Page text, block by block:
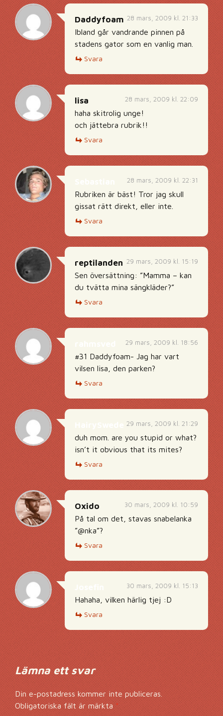
28 mars, 2009 kl. 21:33
Daddyfoam
Ibland går vandrande pinnen på
stadens gator som en vanlig man.
Svara
28 mars, 2009 kl. 22:09
lisa
haha skitrolig unge!
och jättebra rubrik!!
Svara
28 mars, 2009 kl. 22:31
Rubriken är bäst! Tror jag skull
gissat rätt direkt, eller inte.
Svara
29 mars, 2009 kl. 15:19
reptilanden
Sen översättning: ”Mamma – kan
du tvätta mina sängkläder?”
Svara
29 mars, 2009 kl. 18:56
#31 Daddyfoam- Jag har vart
vilsen lisa, den parken?
Svara
29 mars, 2009 kl. 21:29
duh mom. are you stupid or what?
isn’t it obvious that its mites?
Svara
30 mars, 2009 kl. 10:59
Oxido
På tal om det, stavas snabelanka
”@nka”?
Svara
30 mars, 2009 kl. 15:13
Hahaha, vilken härlig tjej :D
Svara
Lämna ett svar
Din e-postadress kommer inte publiceras.
Obligatoriska fält är märkta*